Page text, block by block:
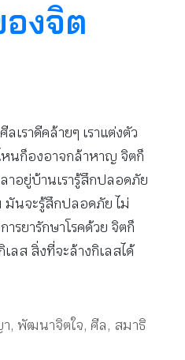
งจิต
เราดีคล้ายๆ เราแต่งตัว
หนก็องอาจกล้าหาญ จิตก็
อยู่บ้านเรารู้สึกปลอดภัย
มันจะรู้สึกปลอดภัย ไม่
ารยารักษาโรคด้วย จิตก็
ลส สิ่งที่จะล้างกิเลสได้
, พัฒนาจิตใจ,ศีล, สมาธิ